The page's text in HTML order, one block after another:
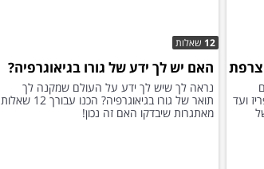
צרפת
ועד
12 שאלות
האם יש לך ידע של גורו בגיאוגרפיה?
נראה לך שיש לך ידע על העולם שמקנה לך
תואר של גורו בגיאוגרפיה? הכנו עבורך 12 שאלות
מאתגרות שיבדקו האם זה נכון!